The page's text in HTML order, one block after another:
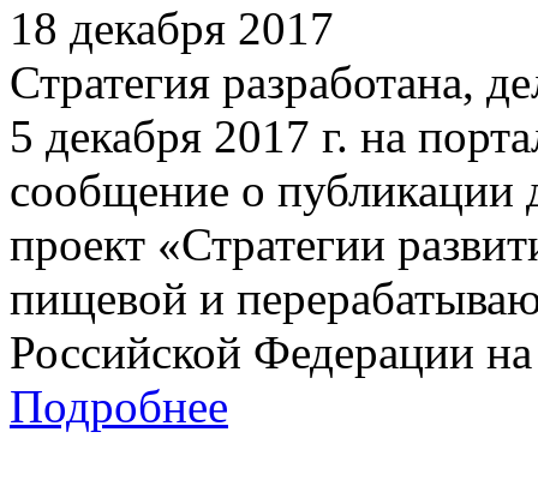
18 декабря 2017
Стратегия разработана,
5 декабря 2017 г. на
сообщение о публикации
проект «Стратегии
пищевой и
Российской Федерации
Подробнее